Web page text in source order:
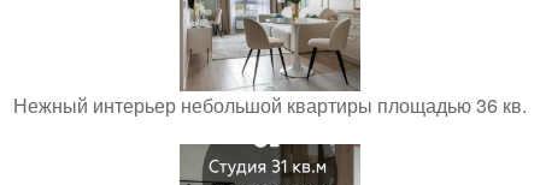
Нежный интерьер небольшой квартиры площадью 36 кв.